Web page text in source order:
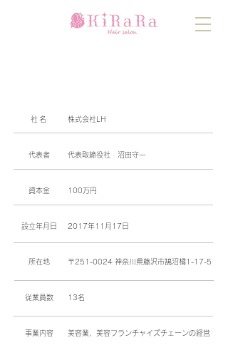
株式会社​LH
代表取締役社 沼田守一
100万円
2017年11月17日
〒251-0024 神奈川県藤沢市鵠沼橘1-17-5
13名
美容業、美容フランチャイズチェーンの経営
社名
代表者
資本金
設立年月日
所在地
従業員数
事業内容